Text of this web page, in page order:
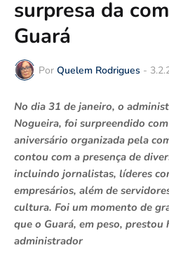
surpresa da
Guará
Por Quelem Rodrigues -
No dia 31 de janeiro, o
Nogueira, foi surpreendido
aniversário organizada pela
contou com a presença de
incluindo jornalistas, líderes
empresários, além de
cultura. Foi um momento de
que o Guará, em peso, prestou
administrador